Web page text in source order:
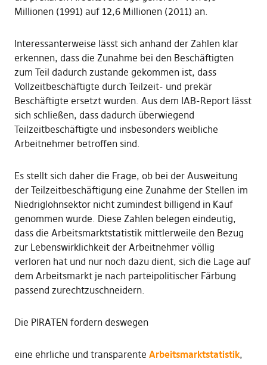
Millionen (1991) auf 12,6 Millionen (2011) an.
Interessanterweise lässt sich anhand der Zahlen klar
erkennen, dass die Zunahme bei den Beschäftigten
zum Teil dadurch zustande gekommen ist, dass
Vollzeitbeschäftigte durch Teilzeit- und prekär
Beschäftigte ersetzt wurden. Aus dem IAB-Report lässt
sich schließen, dass dadurch überwiegend
Teilzeitbeschäftigte und insbesonders weibliche
Arbeitnehmer betroffen sind.
Es stellt sich daher die Frage, ob bei der Ausweitung
der Teilzeitbeschäftigung eine Zunahme der Stellen im
Niedriglohnsektor nicht zumindest billigend in Kauf
genommen wurde. Diese Zahlen belegen eindeutig,
dass die Arbeitsmarktstatistik mittlerweile den Bezug
zur Lebenswirklichkeit der Arbeitnehmer völlig
verloren hat und nur noch dazu dient, sich die Lage auf
dem Arbeitsmarkt je nach parteipolitischer Färbung
passend zurechtzuschneidern.
Die PIRATEN fordern deswegen
eine ehrliche und transparente Arbeitsmarktstatistik,